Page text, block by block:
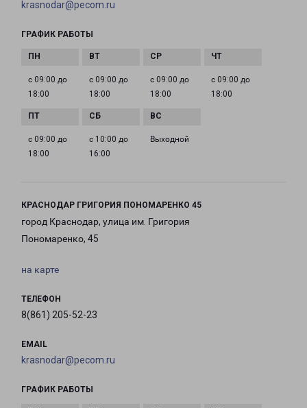
krasnodar@pecom.ru
ГРАФИК РАБОТЫ
с 09:00 до
18:00
с 09:00 до
18:00
с 09:00 до
18:00
с 09:00 до
18:00
с 09:00 до
18:00
с 10:00 до
16:00
Выходной
КРАСНОДАР ГРИГОРИЯ ПОНОМАРЕНКО 45
город Краснодар, улица им. Григория
Пономаренко, 45
на карте
ТЕЛЕФОН
8(861) 205-52-23
EMAIL
krasnodar@pecom.ru
ГРАФИК РАБОТЫ